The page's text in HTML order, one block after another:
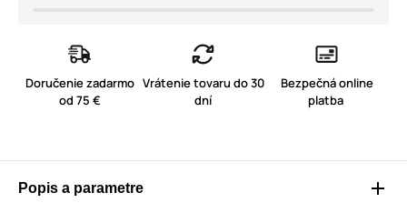
Doručenie zadarmo
od 75 €
Vrátenie tovaru do 30
dní
Bezpečná online
platba
Popis a parametre